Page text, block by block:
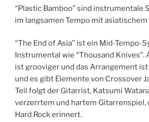
“Plastic Bamboo” sind instrumentale
im langsamen Tempo mit asiatischem
“The End of Asia” ist ein Mid-Tempo-
Instrumental wie “Thousand Knives”.
ist grooviger und das Arrangement
und es gibt Elemente von Crossover
Teil folgt der Gitarrist, Katsumi
verzerrtem und hartem Gitarrenspiel,
Hard Rock erinnert.